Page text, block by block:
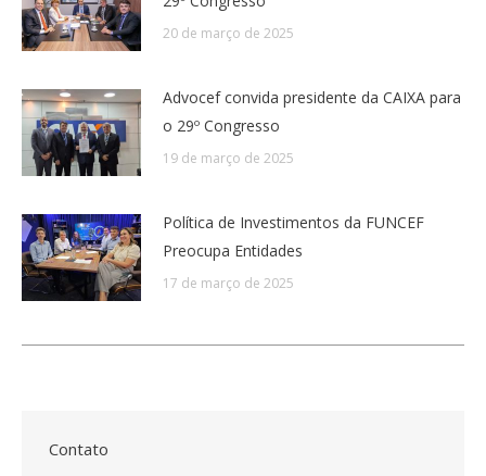
20 de março de 2025
Advocef convida presidente da CAIXA para
o 29º Congresso
19 de março de 2025
Política de Investimentos da FUNCEF
Preocupa Entidades
17 de março de 2025
Contato